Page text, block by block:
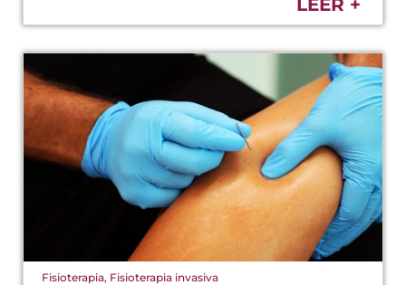
LEER +
Fisioterapia, Fisioterapia invasiva